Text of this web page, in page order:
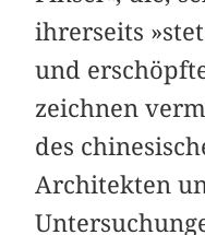
ihrerseits
und
zeichnen
des
Architekten